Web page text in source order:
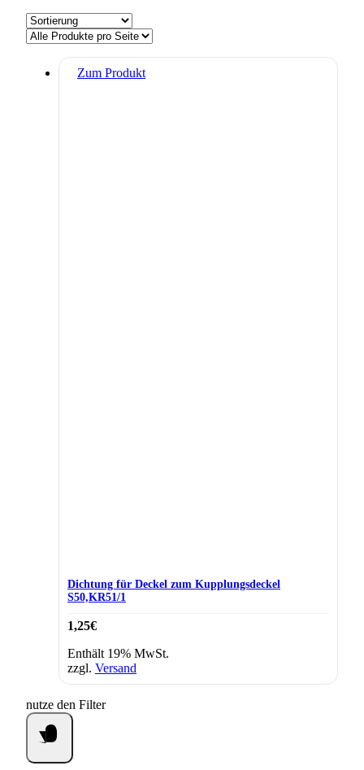
Zum Produkt
Dichtung für Deckel zum Kupplungsdeckel
S50,KR51/1
1,25€
Enthält 19% MwSt.
zzgl. Versand
nutze den Filter